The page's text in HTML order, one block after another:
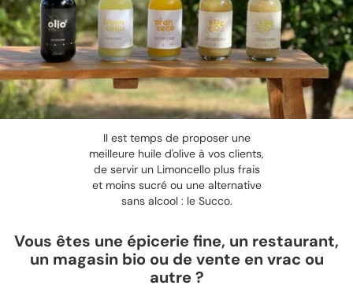
Il est temps de proposer une
meilleure huile d'olive à vos clients,
de servir un Limoncello plus frais
et moins sucré ou une alternative
sans alcool : le Succo.
Vous êtes une épicerie fine, un restaurant,
un magasin bio ou de vente en vrac ou
autre ?